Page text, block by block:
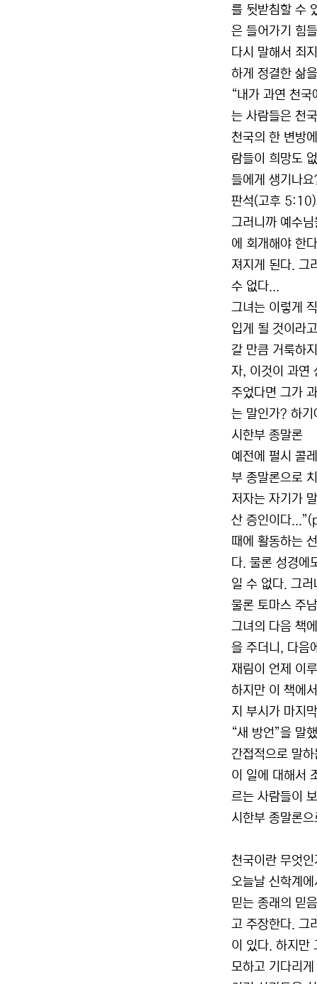
를 뒷받침할 수
은 들어가기 힘
다시 말해서 죄
하게 정결한 삶
“내가 과연 천
는 사람들은 천
천국의 한 변방
람들이 희망도
들에게 생기나
판석(고후
그러니까 예수
에 회개해야 한
져지게 된다. 그
수 없다...
그녀는 이렇게
입게 될 것이라
갈 만큼 거룩하
자, 이것이 과연
주었다면 그가
는 말인가? 하
시한부 종말론
예전에 펄시 콜
부 종말론으로
저자는 자기가
산 증인이다
때에 활동하는
다. 물론 성경에
일 수 없다. 그
물론 토마스 주
그녀의 다음 책
을 주더니, 다음
재림이 언제 이
하지만 이 책에
지 부시가 마지
“새 방언”을 말
간접적으로 말
이 일에 대해서
르는 사람들이
시한부 종말론
천국이란 무엇
오늘날 신학계
믿는 종래의 믿
고 주장한다. 그
이 있다. 하지만
모하고 기다리